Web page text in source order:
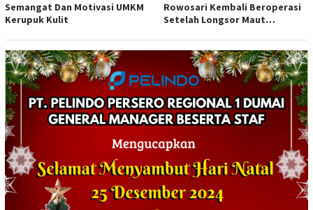
Semangat Dan Motivasi UMKM
Kerupuk Kulit
Rowosari Kembali Beroperasi
Setelah Longsor Maut